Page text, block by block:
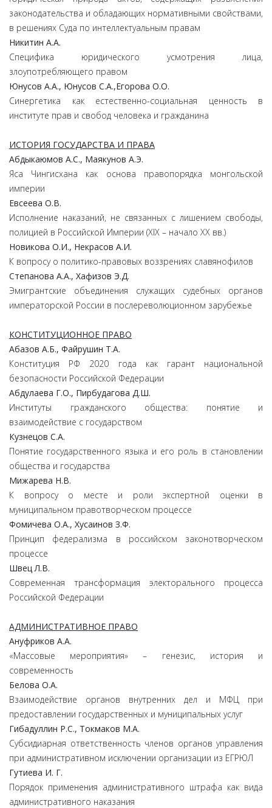
законодательства и обладающих нормативными свойствами,
в решениях Суда по интеллектуальным правам
Никитин А.А.
Специфика юридического усмотрения лица,
злоупотребляющего правом
Юнусов А.А., Юнусов С.А.,Егорова О.О.
Синергетика как естественно-социальная ценность в
институте прав и свобод человека и гражданина
ИСТОРИЯ ГОСУДАРСТВА И ПРАВА
Абдыкаюмов А.С., Маякунов А.Э.
Яса Чингисхана как основа правопорядка монгольской
империи
Евсеева О.В.
Исполнение наказаний, не связанных с лишением свободы,
полицией в Российской Империи (XIX – начало XX вв.)
Новикова О.И., Некрасов А.И.
К вопросу о политико-правовых воззрениях славянофилов
Степанова А.А., Хафизов Э.Д.
Эмигрантские объединения служащих судебных органов
императорской России в послереволюционном зарубежье
КОНСТИТУЦИОННОЕ ПРАВО
Абазов А.Б., Файрушин Т.А.
Конституция РФ 2020 года как гарант национальной
безопасности Российской Федерации
Абдулаева Г.О., Пирбудагова Д.Ш.
Институты гражданского общества: понятие и
взаимодействие с государством
Кузнецов С.А.
Понятие государственного языка и его роль в становлении
общества и государства
Мижарева Н.В.
К вопросу о месте и роли экспертной оценки в
муниципальном правотворческом процессе
Фомичева О.А., Хусаинов З.Ф.
Принцип федерализма в российском законотворческом
процессе
ШвецЛ.В.
Современная трансформация электорального процесса
Российской Федерации
АДМИНИСТРАТИВНОЕ ПРАВО
Ануфриков А.А.
«Массовые мероприятия» – генезис, история и
современность
Белова О.А.
Взаимодействие органов внутренних дел и МФЦ при
предоставлении государственных и муниципальных услуг
Гибадуллин Р.С., Токмаков М.А.
Субсидиарная ответственность членов органов управления
при административном исключении организации из ЕГРЮЛ
Гутиева И. Г.
Порядок применения административного штрафа как вида
административного наказания